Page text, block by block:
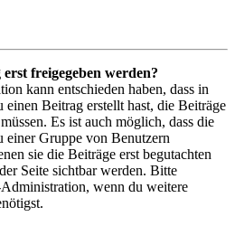
freigegeben werden?
kann entschieden haben, dass in
einen Beitrag erstellt hast, die Beiträge
Es ist auch möglich, dass die
Gruppe von Benutzern
sie die Beiträge erst begutachten
Seite sichtbar werden. Bitte
wenn du weitere